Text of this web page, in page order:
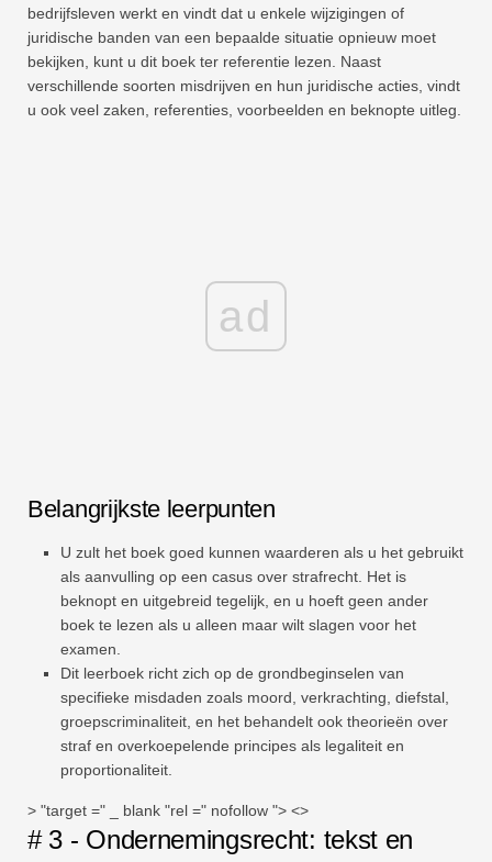
bedrijfsleven werkt en vindt dat u enkele wijzigingen of
juridische banden van een bepaalde situatie opnieuw moet
bekijken, kunt u dit boek ter referentie lezen. Naast
verschillende soorten misdrijven en hun juridische acties, vindt
u ook veel zaken, referenties, voorbeelden en beknopte uitleg.
ad
Belangrijkste leerpunten
U zult het boek goed kunnen waarderen als u het gebruikt
als aanvulling op een casus over strafrecht. Het is
beknopt en uitgebreid tegelijk, en u hoeft geen ander
boek te lezen als u alleen maar wilt slagen voor het
examen.
Dit leerboek richt zich op de grondbeginselen van
specifieke misdaden zoals moord, verkrachting, diefstal,
groepscriminaliteit, en het behandelt ook theorieën over
straf en overkoepelende principes als legaliteit en
proportionaliteit.
> "target =" _ blank "rel =" nofollow "> <>
# 3 - Ondernemingsrecht: tekst en